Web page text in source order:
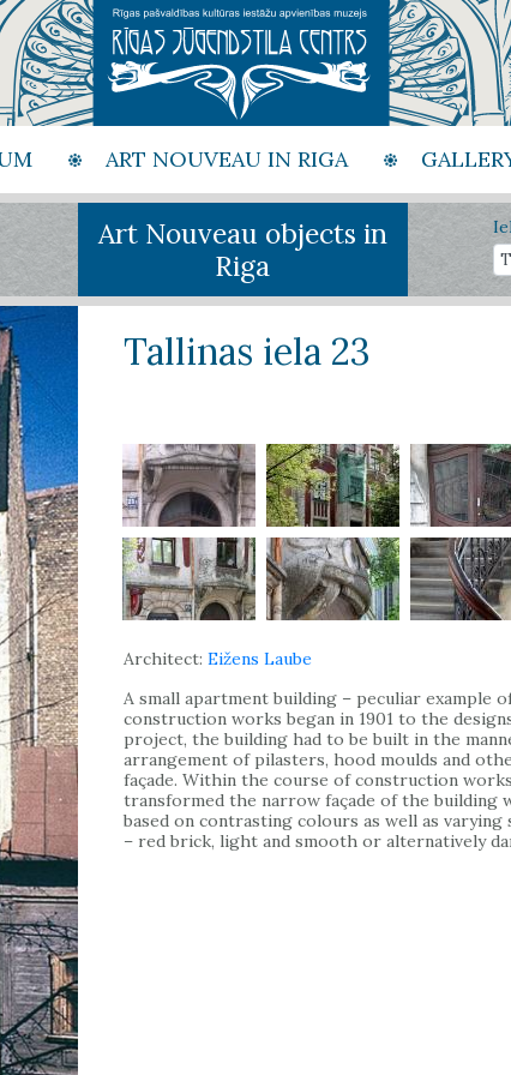
ART NOUVEAU IN RIGA
Art Nouveau objects in
Riga
Tallinas iela 23
Architect: Eižens Laube
A small apartment building – peculiar example
construction works began in 1901 to the
project, the building had to be built in the
arrangement of pilasters, hood moulds and
façade. Within the course of construction
transformed the narrow façade of the
based on contrasting colours as well as
– red brick, light and smooth or alternatively